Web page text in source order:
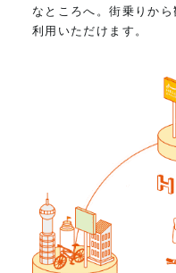
なところへ。街乗りか
利用いただけます。